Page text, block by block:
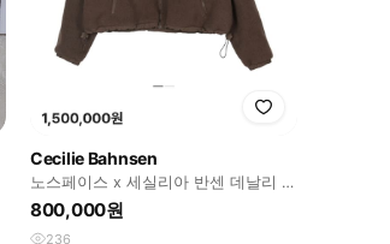
Cecilie Bahnsen
노스페이스 x 세실리아 반센 데날리 플
리스 자켓
800,000원
236